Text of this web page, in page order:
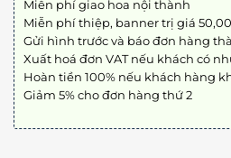
Miễn phí giao hoa nội thành
Miễn phí thiệp, banner trị giá
Gửi hình trước và báo đơn hàng
Xuất hoá đơn VAT nếu khách có
Hoàn tiền 100% nếu khách hàng
Giảm 5% cho đơn hàng thứ 2